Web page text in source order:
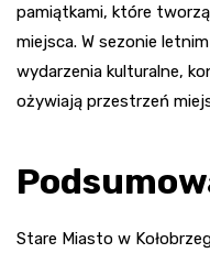
pamiątkami, które
miejsca. W sezonie
wydarzenia kulturalne,
ożywiają przestrzeń
Stare Miasto w